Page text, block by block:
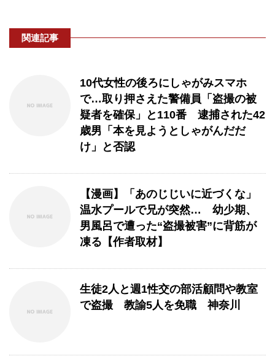
関連記事
10代女性の後ろにしゃがみスマホ
で…取り押さえた警備員「盗撮の被
疑者を確保」と110番 逮捕された42
歳男「本を見ようとしゃがんだだ
け」と否認
【漫画】「あのじじいに近づくな」
温水プールで兄が突然… 幼少期、
男風呂で遭った“盗撮被害”に背筋が
凍る【作者取材】
生徒2人と週1性交の部活顧問や教室
で盗撮 教諭5人を免職 神奈川